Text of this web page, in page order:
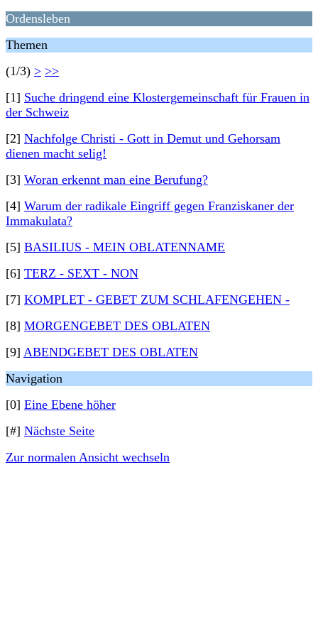
Ordensleben
Themen
(1/3) > >>
[1] Suche dringend eine Klostergemeinschaft für Frauen in
der Schweiz
[2] Nachfolge Christi - Gott in Demut und Gehorsam
dienen macht selig!
[3] Woran erkennt man eine Berufung?
[4] Warum der radikale Eingriff gegen Franziskaner der
Immakulata?
[5] BASILIUS - MEIN OBLATENNAME
[6] TERZ - SEXT - NON
[7] KOMPLET - GEBET ZUM SCHLAFENGEHEN -
[8] MORGENGEBET DES OBLATEN
[9] ABENDGEBET DES OBLATEN
Navigation
[0] Eine Ebene höher
[#] Nächste Seite
Zur normalen Ansicht wechseln